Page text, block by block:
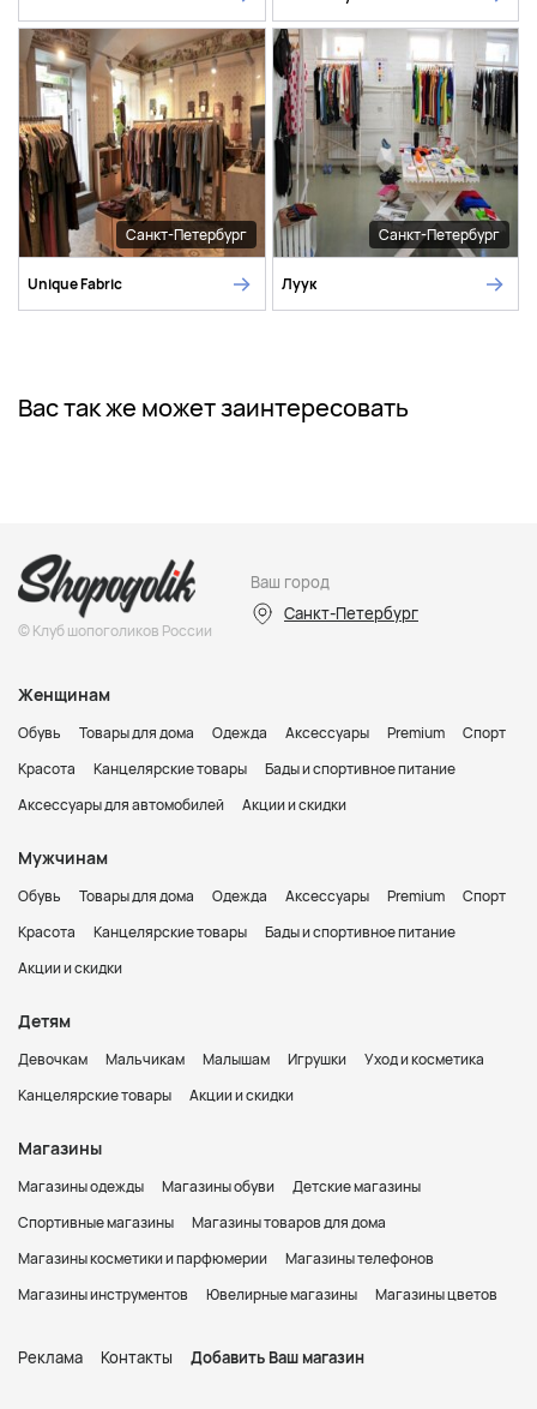
Санкт-Петербург
Unique Fabric
Санкт-Петербург
Луук
Вас так же может заинтересовать
© Клуб шопоголиков России
Ваш город
Санкт-Петербург
Женщинам
Обувь Товары для дома Одежда Аксессуары Premium
Спорт
Красота
Канцелярские товары
Бады и спортивное питание
Аксессуары для автомобилей
Акции и скидки
Мужчинам
Обувь Товары для дома Одежда Аксессуары Premium
Спорт
Красота
Канцелярские товары
Бады и спортивное питание
Акции и скидки
Детям
Девочкам Мальчикам Малышам Игрушки
Уход и косметика
Канцелярские товары
Акции и скидки
Магазины
Магазины одежды Магазины обуви
Детские магазины
Спортивные магазины
Магазины товаров для дома
Магазины косметики и парфюмерии
Магазины телефонов
Магазины инструментов
Ювелирные магазины Магазины цветов
Реклама Контакты Добавить Ваш магазин